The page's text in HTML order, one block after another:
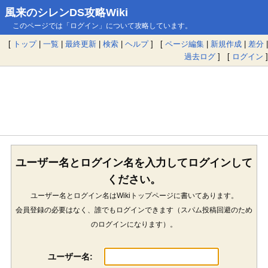
風来のシレンDS攻略Wiki
このページでは「ログイン」について攻略しています。
[ トップ| 一覧 | 最終更新 | 検索 | ヘルプ] [ ページ編集 | 新規作成 | 差分 |
過去ログ ] [ ログイン ]
ユーザー名とログイン名を入力してログインして
ください。
ユーザー名とログイン名はWikiトップページに書いてあります。
会員登録の必要はなく、誰でもログインできます（スパム投稿回避のため
のログインになります）。
ユーザー名: